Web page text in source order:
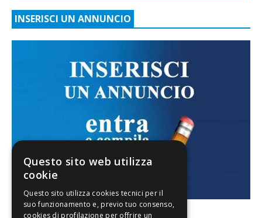
INSERISCI UN ANNUNCIO
Questo sito web utilizza
cookie